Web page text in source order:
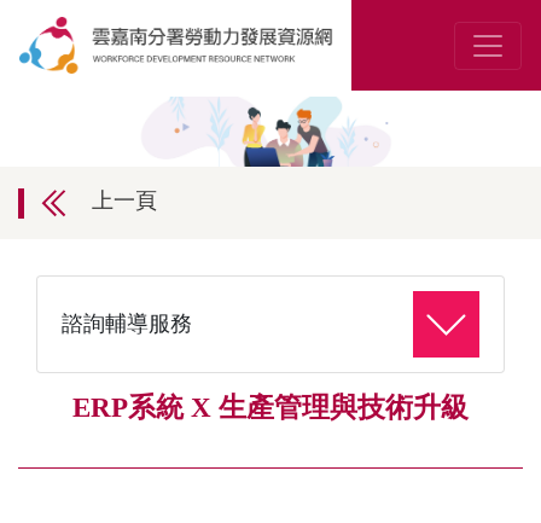
上一頁
諮詢輔導服務
ERP系統 X 生產管理與技術升級